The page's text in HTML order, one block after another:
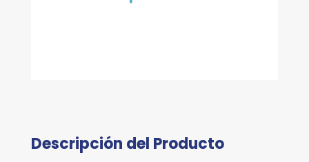
Descripción del Producto